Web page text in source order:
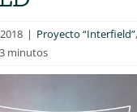
| Proyecto “Interfield”,
minutos